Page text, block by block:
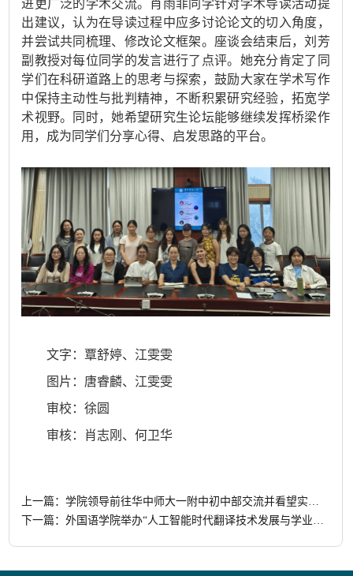
进更广泛的学术交流。 肖雨菲同学针对学术导读活动提
出建议，认为在导读过程中应多讨论论文的切入角度，
并尝试共同梳理、修改论文框架。座谈会结束后，刘芳
副教授对每位同学的发言进行了点评。她充分肯定了同
学们在科研道路上的思考与探索，鼓励大家在学术写作
中保持主动性与批判精神，不断积累研究经验，拓宽学
术视野。同时，她希望研究生论坛能够继续发挥桥梁作
用，成为同学们分享心得、启发思路的平台。
文字：覃舒婷、江雯雯
图片：唐睿麟、江雯雯
审校：徐圆
审核：
肖志刚、何卫华
上一篇：学院领导前往华中师大一附中初中部交流并看望实习学生
下一篇：外国语学院举办“人工智能时代翻译技术发展与学业职业规划”专题讲座